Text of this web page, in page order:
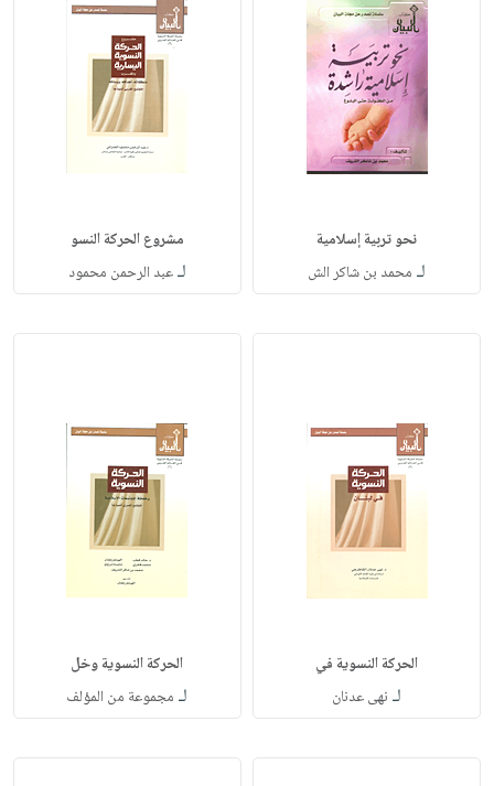
نحو تربية إسلامية
لـ محمد بن شاكر الش
مشروع الحركة النسو
لـعبد الرحمن محمود
الحركة النسوية في
لـ نهى عدنان
الحركة النسوية وخل
لـ مجموعة من المؤلف